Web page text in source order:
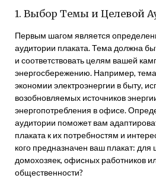
1. Выбор Темы и Целевой
Первым шагом является
аудитории плаката. Тема должна
и соответствовать целям вашей
энергосбережению. Например,
экономии электроэнергии в быту,
возобновляемых источников
энергопотребления в офисе.
аудитории поможет вам
плаката к их потребностям и
кого предназначен ваш плакат: для
домохозяек, офисных работников
общественности?